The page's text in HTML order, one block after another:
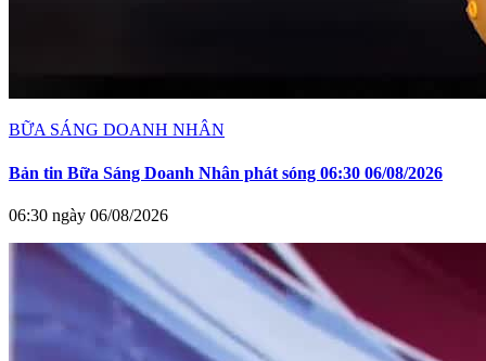
BỮA SÁNG DOANH NHÂN
Bản tin Bữa Sáng Doanh Nhân phát sóng 06:30 06/08/2026
06:30 ngày 06/08/2026